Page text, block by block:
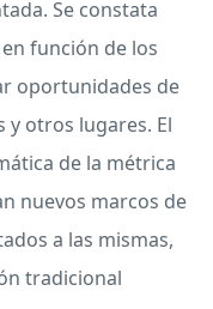
Se constata
función de los
oportunidades de
otros lugares. El
de la métrica
nuevos marcos de
a las mismas,
tradicional